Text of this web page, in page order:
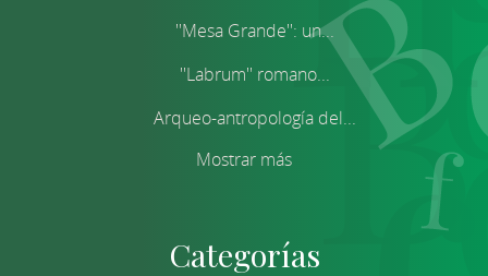
''Mesa Grande'': un...
''Labrum'' romano...
Arqueo-antropología del...
Mostrar más
Categorías